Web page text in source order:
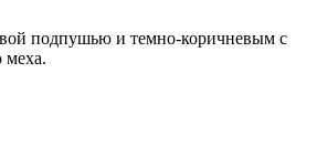
подпушью и темно-коричневым с
меха.